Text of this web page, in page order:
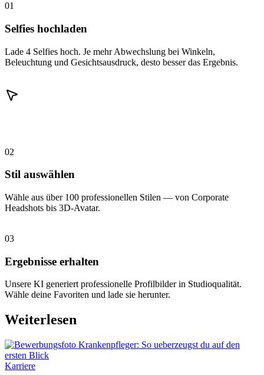
01
Selfies hochladen
Lade 4 Selfies hoch. Je mehr Abwechslung bei Winkeln,
Beleuchtung und Gesichtsausdruck, desto besser das Ergebnis.
02
Stil auswählen
Wähle aus über 100 professionellen Stilen — von Corporate
Headshots bis 3D-Avatar.
03
Ergebnisse erhalten
Unsere KI generiert professionelle Profilbilder in Studioqualität.
Wähle deine Favoriten und lade sie herunter.
Weiterlesen
Karriere